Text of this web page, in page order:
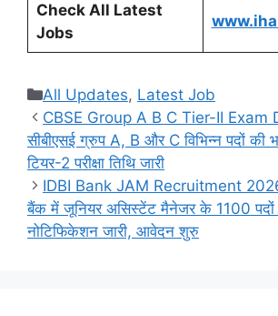
Check All Latest
Jobs
Categories
All Updates, Latest Job
CBSE Group A B C Tier-II Exam
सीबीएसई ग्रुप A, B और C विभिन्न पदों की
टियर-2 परीक्षा तिथि जारी
IDBI Bank JAM Recruitment
बैंक में जूनियर असिस्टेंट मैनेजर के 1100 पदों
नोटिफिकेशन जारी, आवेदन शुरु